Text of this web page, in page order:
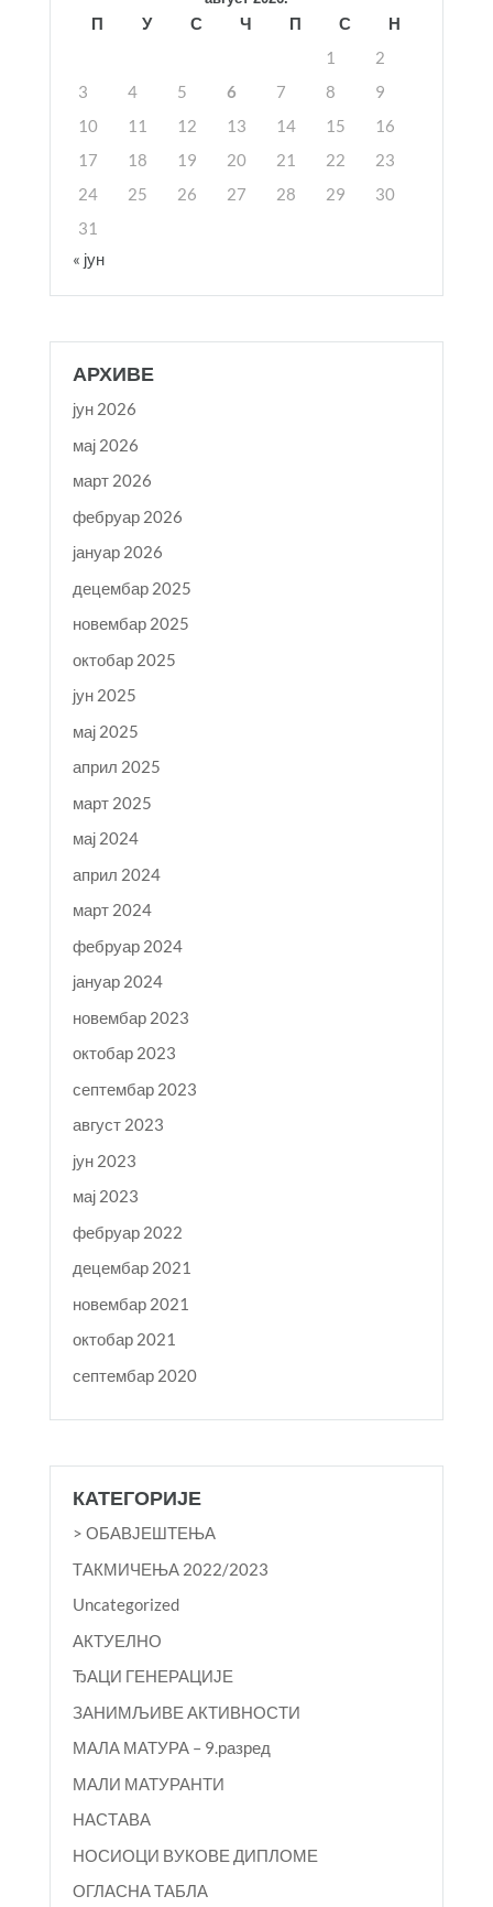
П У С Ч П С
Н
1
2
3
4 5 6 7 8
9
10
11 12 13 14 15
16
17
18 19 20 21 22
23
24
25 26 27 28 29
30
31
« јун
АРХИВЕ
јун 2026
мај 2026
март 2026
фебруар 2026
јануар 2026
децембар 2025
новембар 2025
октобар 2025
јун 2025
мај 2025
април 2025
март 2025
мај 2024
април 2024
март 2024
фебруар 2024
јануар 2024
новембар 2023
октобар 2023
септембар 2023
август 2023
јун 2023
мај 2023
фебруар 2022
децембар 2021
новембар 2021
октобар 2021
септембар 2020
КАТЕГОРИЈЕ
> ОБАВЈЕШТЕЊА
TАКМИЧЕЊА 2022/2023
Uncategorized
АКТУЕЛНО
ЂАЦИ ГЕНЕРАЦИЈЕ
ЗАНИМЉИВЕ АКТИВНОСТИ
МАЛА МАТУРА – 9.разред
МАЛИ МАТУРАНТИ
НАСТАВА
НОСИОЦИ ВУКОВЕ ДИПЛОМЕ
ОГЛАСНА ТАБЛА